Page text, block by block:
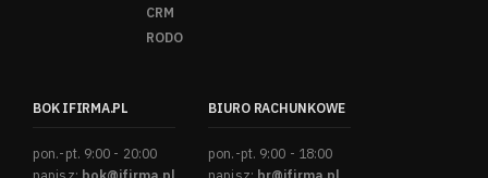
CRM
RODO
BOK IFIRMA.PL
pon.-pt. 9:00 - 20:00
BIURO RACHUNKOWE
pon.-pt. 9:00 - 18:00